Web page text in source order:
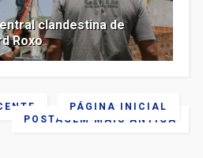
clandestina de
Roxo
POSTAGEM MAIS ANTIGA
PÁGINA INICIAL